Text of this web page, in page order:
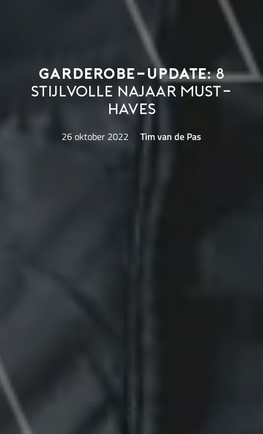
Garderobe-update:8
stijlvolle najaar must-
haves
26 oktober 2022 Tim van de Pas